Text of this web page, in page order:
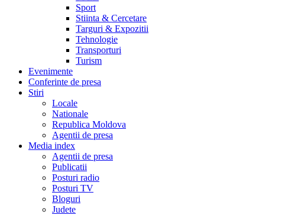
Sport
Stiinta & Cercetare
Targuri & Expozitii
Tehnologie
Transporturi
Turism
Evenimente
Conferinte de presa
Stiri
Locale
Nationale
Republica Moldova
Agentii de presa
Media index
Agentii de presa
Publicatii
Posturi radio
Posturi TV
Bloguri
Judete